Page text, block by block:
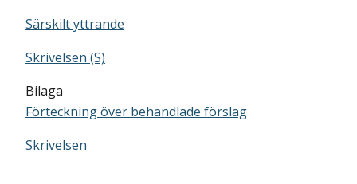
Särskilt yttrande
Skrivelsen (S)
Bilaga
Förteckning över behandlade förslag
Skrivelsen